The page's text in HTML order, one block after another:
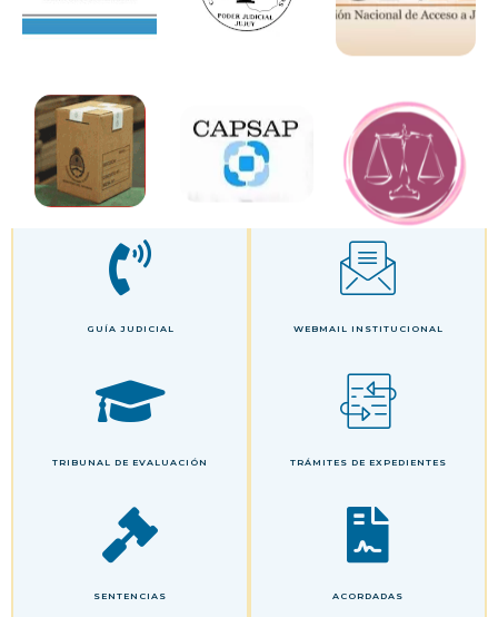
GUÍA JUDICIAL WEBMAIL INSTITUCIONAL
TRIBUNAL DE EVALUACIÓN TRÁMITES DE EXPEDIENTES
SENTENCIAS ACORDADAS